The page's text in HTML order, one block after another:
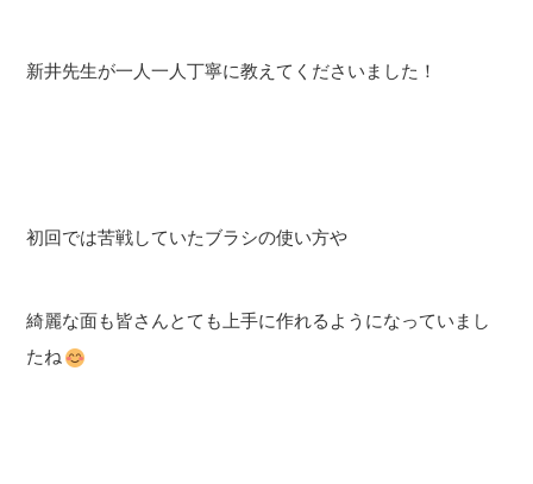
新井先生が一人一人丁寧に教えてくださいました！
初回では苦戦していたブラシの使い方や
綺麗な面も皆さんとても上手に作れるようになっていまし
たね